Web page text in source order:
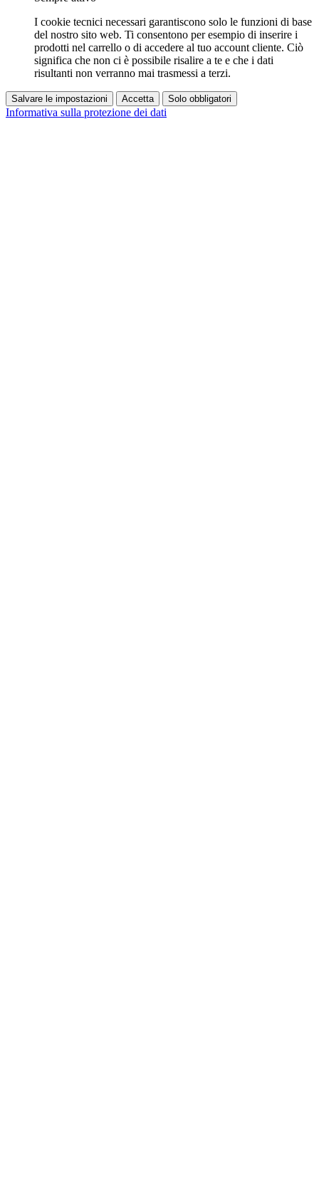
I cookie tecnici necessari garantiscono solo le funzioni di base
del nostro sito web. Ti consentono per esempio di inserire i
prodotti nel carrello o di accedere al tuo account cliente. Ciò
significa che non ci è possibile risalire a te e che i dati
risultanti non verranno mai trasmessi a terzi.
Salvare le impostazioni Accetta Solo obbligatori
Informativa sulla protezione dei dati